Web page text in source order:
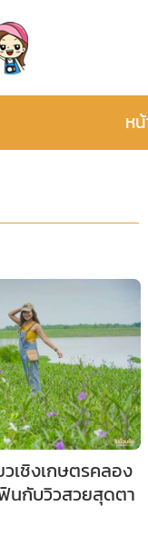
ห
เชิงเกษตรคลอง
นกับวิวสวยสุดตา